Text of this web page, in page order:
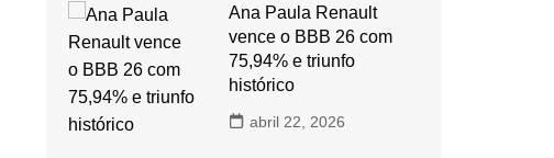
Ana Paula Renault
vence o BBB 26 com
75,94% e triunfo
histórico
abril 22, 2026